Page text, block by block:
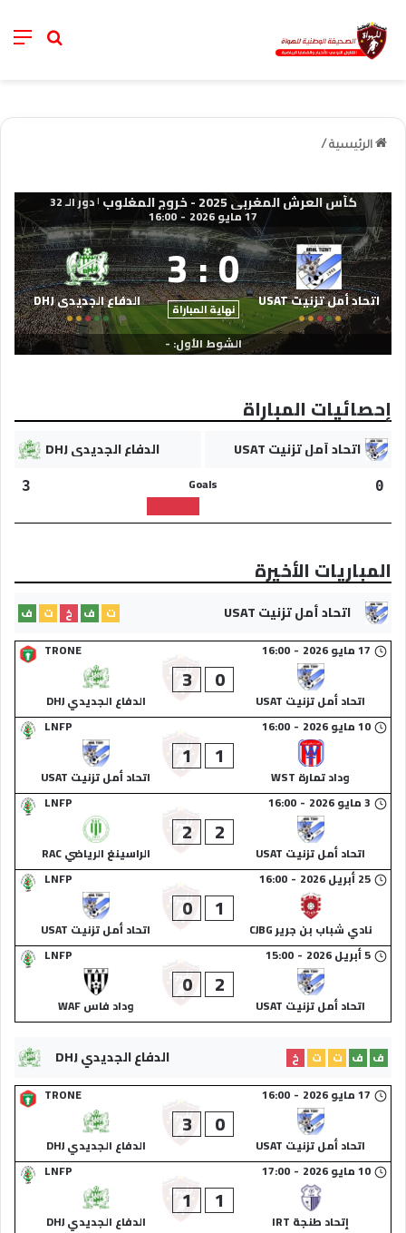
خانة
الرئيسية /
كأس العرش المغربي 2025 - خروج المغلوب | دور الـ 32
17 مايو 2026 -
16:00
اتحاد أمل تزنيت USAT 0
:
3
نهاية المباراة الدفاع الجديدي DHJ
الشوط الأول: -
إحصائيات المباراة
اتحاد أمل تزنيت USAT الدفاع الجديدي DHJ
0
Goals
3
المباريات الأخيرة
اتحاد أمل تزنيت USAT ت ف خ ت
ف
TRONE
17 مايو 2026 -
16:00
اتحاد أمل تزنيت USAT
0
3
الدفاع الجديدي DHJ
LNFP
10 مايو 2026 -
16:00
وداد تمارة WST
1
1
اتحاد أمل تزنيت USAT
LNFP
3 مايو 2026 -
16:00
اتحاد أمل تزنيت USAT
2
2
الراسينغ الرياضي RAC
LNFP
25 أبريل 2026 -
16:00
نادي شباب بن جرير CJBG
1
0
اتحاد أمل تزنيت USAT
LNFP
5 أبريل 2026 -
15:00
اتحاد أمل تزنيت USAT
2
0
وداد فاس WAF
الدفاع الجديدي DHJ ف ف ت ت
خ
TRONE
17 مايو 2026 -
16:00
اتحاد أمل تزنيت USAT
0
3
الدفاع الجديدي DHJ
LNFP
10 مايو 2026 -
17:00
إتحاد طنجة IRT
1
1
الدفاع الجديدي DHJ